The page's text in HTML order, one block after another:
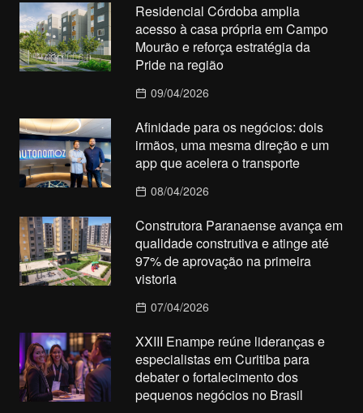
Residencial Córdoba amplia
acesso à casa própria em Campo
Mourão e reforça estratégia da
Pride na região
09/04/2026
Afinidade para os negócios: dois
irmãos, uma mesma direção e um
app que acelera o transporte
08/04/2026
Construtora Paranaense avança em
qualidade construtiva e atinge até
97% de aprovação na primeira
vistoria
07/04/2026
XXIII Enampe reúne lideranças e
especialistas em Curitiba para
debater o fortalecimento dos
pequenos negócios no Brasil